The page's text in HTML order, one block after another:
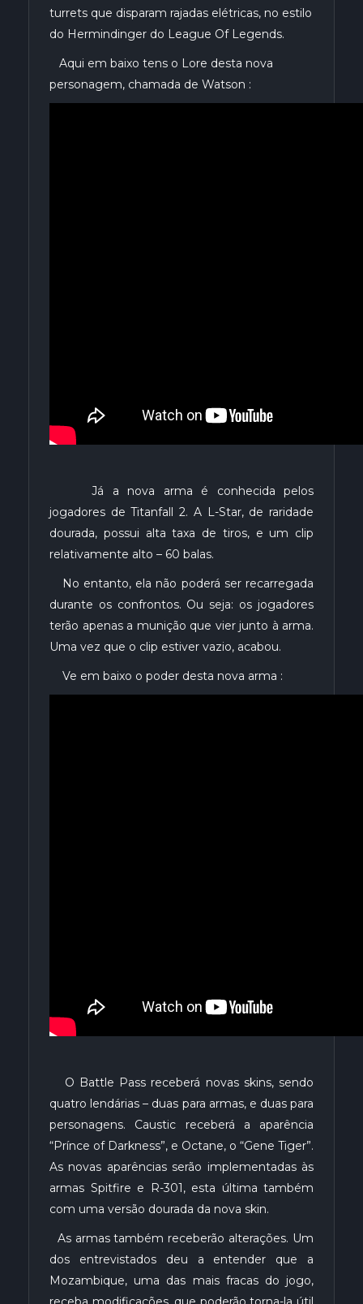
turrets que disparam rajadas elétricas, no estilo
do Hermindinger do League Of Legends.
Aqui em baixo tens o Lore desta nova
personagem, chamada de Watson :
Já a nova arma é conhecida pelos
jogadores de Titanfall 2. A L-Star, de raridade
dourada, possui alta taxa de tiros, e um clip
relativamente alto – 60 balas.
No entanto, ela não poderá ser recarregada
durante os confrontos. Ou seja: os jogadores
terão apenas a munição que vier junto à arma.
Uma vez que o clip estiver vazio, acabou.
Ve em baixo o poder desta nova arma :
O Battle Pass receberá novas skins, sendo
quatro lendárias – duas para armas, e duas para
personagens. Caustic receberá a aparência
“Prínce of Darkness”, e Octane, o “Gene Tiger”.
As novas aparências serão implementadas às
armas Spitfire e R-301, esta última também
com uma versão dourada da nova skin.
As armas também receberão alterações. Um
dos entrevistados deu a entender que a
Mozambique, uma das mais fracas do jogo,